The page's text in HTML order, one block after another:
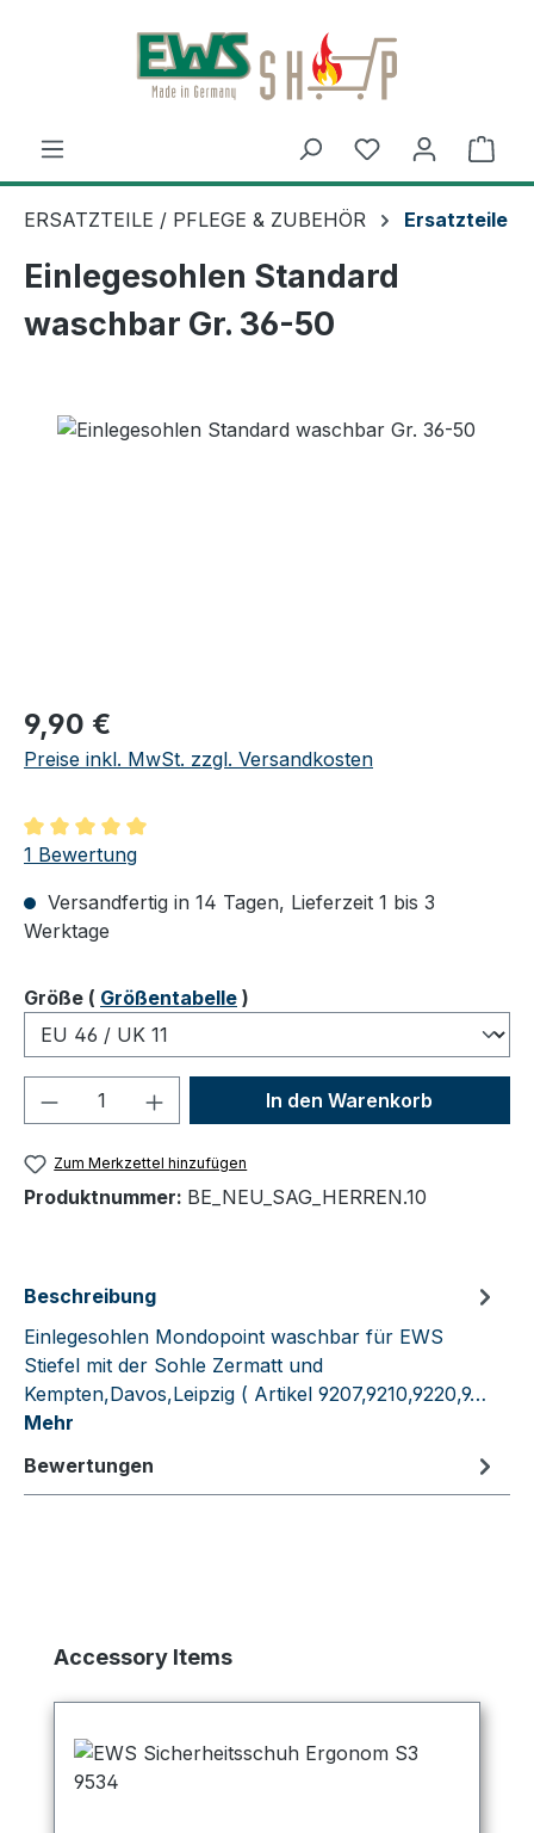
Zum Hauptinhalt springen
ERSATZTEILE / PFLEGE & ZUBEHÖR Ersatzteile
Einlegesohlen Standard
waschbar Gr. 36-50
Regulärer Preis:
9,90 €
Preise inkl. MwSt. zzgl. Versandkosten
Durchschnittliche Bewertung von 5 von 5 Sternen
1 Bewertung
Versandfertig in 14 Tagen, Lieferzeit 1 bis 3
Werktage
Größeauswählen
( Größentabelle )
Produkt Anzahl: Gib denIn den Warenkorb
Zum Merkzettel hinzufügen
Produktnummer: BE_NEU_SAG_HERREN.10
Beschreibung
Einlegesohlen Mondopoint waschbar für EWS
Stiefel mit der Sohle Zermatt und
Kempten,Davos,Leipzig ( Artikel 9207,9210,9220,9…
Mehr
Bewertungen
Produktgalerie überspringen
Accessory Items